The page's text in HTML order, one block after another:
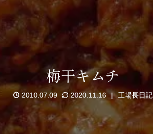
梅干キムチ
2010.07.09 2020.11.16 工場長日記